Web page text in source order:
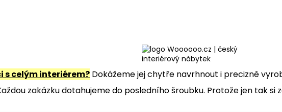
s celým interiérem? Dokážeme jej chytře navrhnout i precizně
zakázku dotahujeme do posledního šroubku. Protože jen tak si